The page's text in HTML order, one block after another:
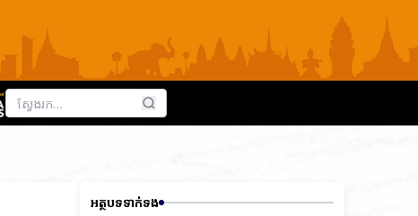
អត្ថបទទាក់ទង